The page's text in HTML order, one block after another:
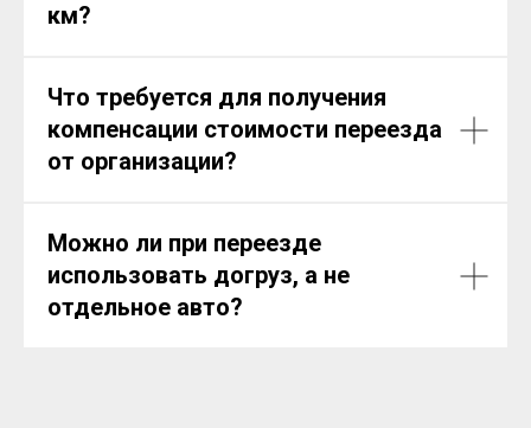
км?
Что требуется для получения
компенсации стоимости переезда
от организации?
Можно ли при переезде
использовать догруз, а не
отдельное авто?